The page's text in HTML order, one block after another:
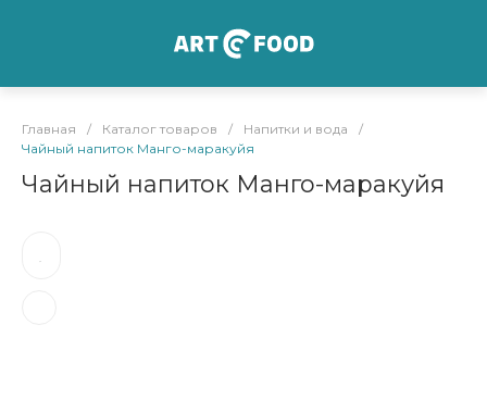
Главная / Каталог товаров / Напитки и вода
/
Чайный напиток Манго-маракуйя
Чайный напиток Манго-маракуйя